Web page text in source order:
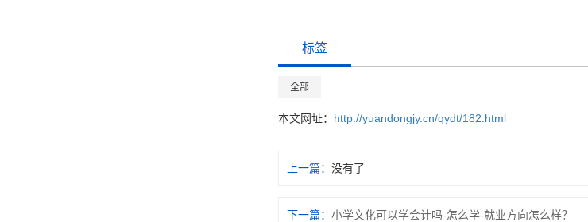
标签
全部
本文网址： http://yuandongjy.cn/qydt/182.html
上一篇： 没有了
下一篇： 小学文化可以学会计吗-怎么学-就业方向怎么样？